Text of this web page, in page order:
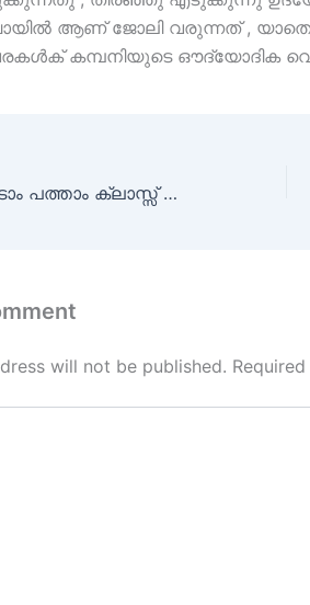
ആണ് ജോലി വരുന്നത് ,
കമ്പനിയുടെ ഔദ്യോദിക
പ്യൂൺ ജോലി നേടാം പത്താം ക്ലാസ്സ്‌ യോഗ്യതയിൽ
will not be published.